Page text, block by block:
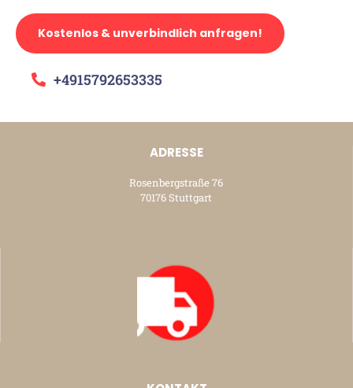
Kostenlos & unverbindlich anfragen!
+4915792653335
ADRESSE
Rosenbergstraße 76
70176 Stuttgart